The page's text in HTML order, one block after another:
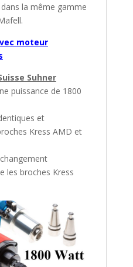
la même gamme
moteur
Suhner
puissance de 1800
et
Kress AMD et
les broches Kress